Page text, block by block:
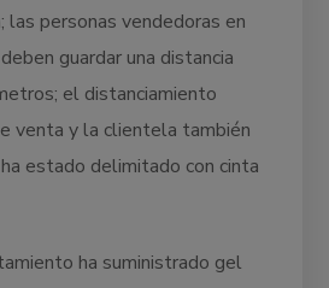
personas vendedoras en
guardar una distancia
el distanciamiento
venta y la clientela también
estado delimitado con cinta
ha suministrado gel